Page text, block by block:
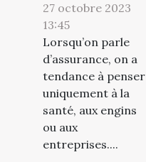
27 octobre 2023
13:45
Lorsqu’on parle
d’assurance, on a
tendance à penser
uniquement à la
santé, aux engins
ou aux
entreprises....